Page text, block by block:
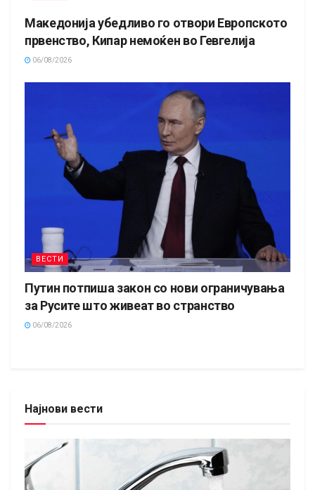
Македонија убедливо го отвори Европското
првенство, Кипар немоќен во Гевгелија
06/08/2026
ВЕСТИ
Путин потпиша закон со нови ограничувања
за Русите што живеат во странство
06/08/2026
Најнови вести